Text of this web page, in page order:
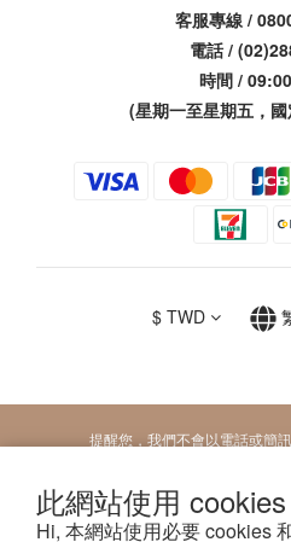
此網站使用 cookies
Hi, 本網站使用必要 cookies
客服專線 /
電話 /
時間 /
(星期一至星期五，
$ TWD
提醒您，我們不會以電話或簡
Copyright 2026 © M.Queen膜法女王| 2026